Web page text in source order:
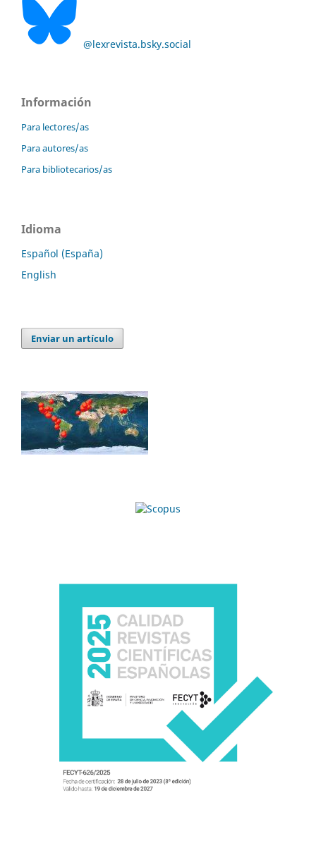
@lexrevista.bsky.social
Información
Para lectores/as
Para autores/as
Para bibliotecarios/as
Idioma
Español (España)
English
Enviar un artículo